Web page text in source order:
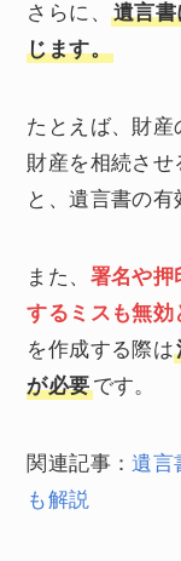
さらに、遺言
じます。
たとえば、財
財産を相続させ
と、遺言書の有
また、 署名や押
するミスも無
を作成する際は
が必要です。
関連記事：遺言
も解説